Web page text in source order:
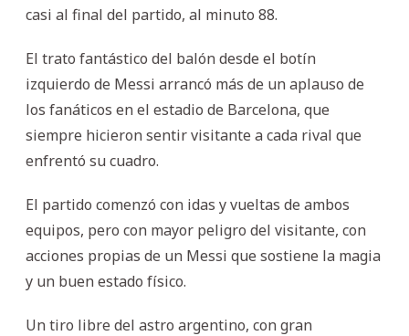
casi al final del partido, al minuto 88.
El trato fantástico del balón desde el botín
izquierdo de Messi arrancó más de un aplauso de
los fanáticos en el estadio de Barcelona, que
siempre hicieron sentir visitante a cada rival que
enfrentó su cuadro.
El partido comenzó con idas y vueltas de ambos
equipos, pero con mayor peligro del visitante, con
acciones propias de un Messi que sostiene la magia
y un buen estado físico.
Un tiro libre del astro argentino, con gran